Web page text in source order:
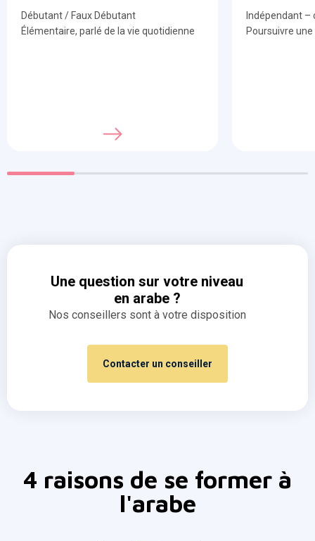
Débutant / Faux Débutant
Élémentaire, parlé de la vie quotidienne
Indépendant –
Poursuivre
Une question sur votre niveau
en arabe ?
Nos conseillers sont à votre disposition
Contacter un conseiller
4 raisons de se former à
l'arabe